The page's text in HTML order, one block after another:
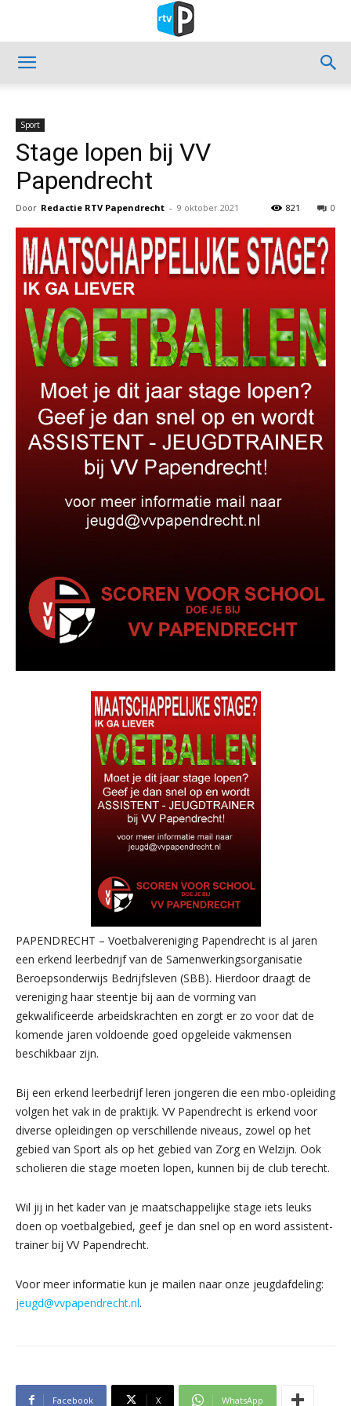
Sport
Stage lopen bij VV
Papendrecht
Door Redactie RTV Papendrecht - 9 oktober 2021 0
821
PAPENDRECHT – Voetbalvereniging Papendrecht is al jaren
een erkend leerbedrijf van de Samenwerkingsorganisatie
Beroepsonderwijs Bedrijfsleven (SBB). Hierdoor draagt de
vereniging haar steentje bij aan de vorming van
gekwalificeerde arbeidskrachten en zorgt er zo voor dat de
komende jaren voldoende goed opgeleide vakmensen
beschikbaar zijn.
Bij een erkend leerbedrijf leren jongeren die een mbo-opleiding
volgen het vak in de praktijk. VV Papendrecht is erkend voor
diverse opleidingen op verschillende niveaus, zowel op het
gebied van Sport als op het gebied van Zorg en Welzijn. Ook
scholieren die stage moeten lopen, kunnen bij de club terecht.
Wil jij in het kader van je maatschappelijke stage iets leuks
doen op voetbalgebied, geef je dan snel op en word assistent-
trainer bij VV Papendrecht.
Voor meer informatie kun je mailen naar onze jeugdafdeling:
jeugd@vvpapendrecht.nl.
Facebook X WhatsApp